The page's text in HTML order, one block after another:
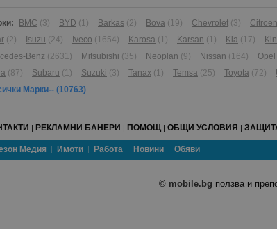
BMC (3) BYD (1) Barkas (2) Bova (19) Chevrolet (3) Citroen
(2) Isuzu (24) Iveco (1654) Karosa (1) Karsan (1) Kia (17)
Benz (2631) Mitsubishi (35) Neoplan (9) Nissan (164) Opel
(87) Subaru (1) Suzuki (3) Tanax (1) Temsa (25) Toyota (72)
Марки-- (10763)
РЕКЛАМНИ БАНЕРИ ПОМОЩ ОБЩИ УСЛОВИЯ
Медия Имоти Работа Новини Обяви
© mobile.bg ползва и